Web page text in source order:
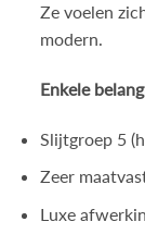
Ze voelen
modern.
Enkele
Slijtgroep 5
Zeer
Luxe